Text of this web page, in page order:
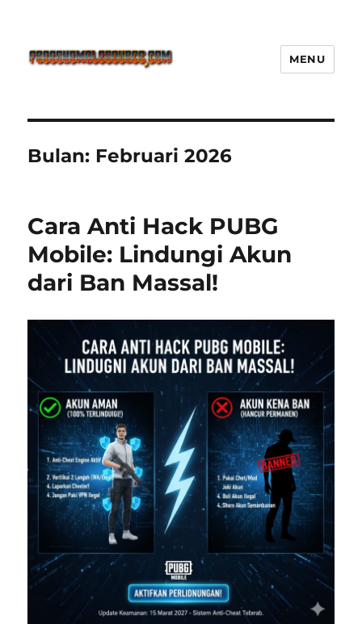
Defense Main Game Ini Pasti
Ketagihan!
MENU
Bulan: Februari 2026
Cara Anti Hack PUBG
Mobile: Lindungi Akun
dari Ban Massal!